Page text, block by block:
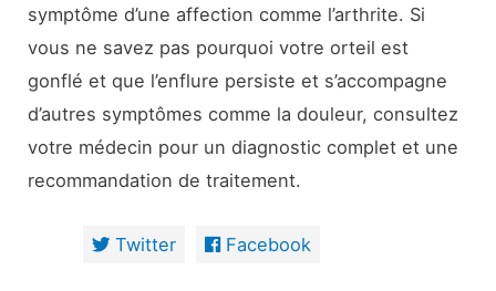
symptôme d’une affection comme l’arthrite. Si
vous ne savez pas pourquoi votre orteil est
gonflé et que l’enflure persiste et s’accompagne
d’autres symptômes comme la douleur, consultez
votre médecin pour un diagnostic complet et une
recommandation de traitement.
Twitter Facebook